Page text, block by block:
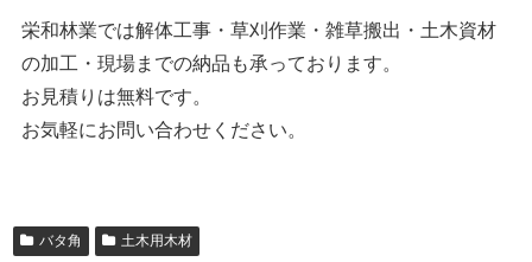
栄和林業では解体工事・草刈作業・雑草搬出・土木資材
の加工・現場までの納品も承っております。
お見積りは無料です。
お気軽にお問い合わせください。
バタ角 土木用木材